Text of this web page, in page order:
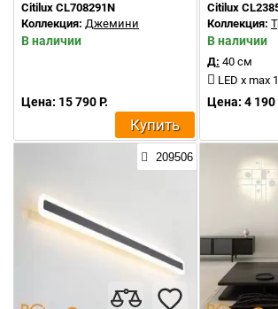
Citilux CL708291N
Коллекция: Джемини
В наличии
Цена: 15 790 Р.
Купить
Citilux
Коллекция:
В наличии
Д: 40 см
LED x max 16W
Цена: 4 190
209506